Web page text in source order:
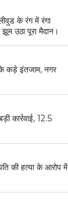
के रंग में रंगा
उठा पूरा मैदान।
के कड़े इंतजाम, नगर
कार्रवाई, 12.5
की हत्या के आरोप में